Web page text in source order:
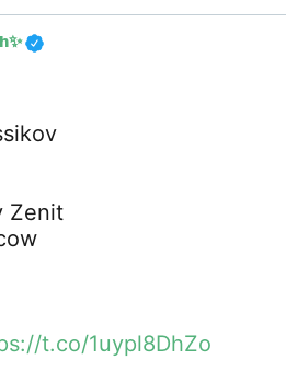
✨
t.co/1uypl8DhZo